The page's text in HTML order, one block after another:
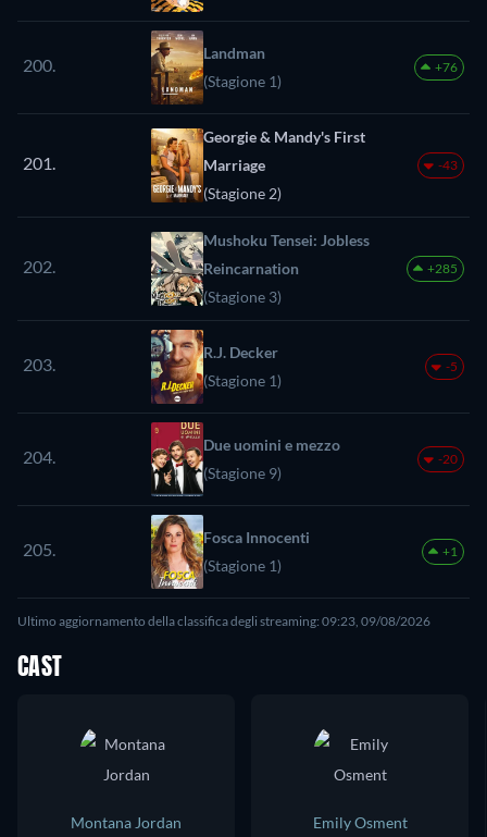
200.
Landman
(Stagione 1)
+76
201.
Georgie & Mandy's First
Marriage
(Stagione 2)
-43
202.
Mushoku Tensei: Jobless
Reincarnation
(Stagione 3)
+285
203.
R.J. Decker
(Stagione 1)
-5
204.
Due uomini e mezzo
(Stagione 9)
-20
205.
Fosca Innocenti
(Stagione 1)
+1
Ultimo aggiornamento della classifica degli streaming: 09:23, 09/08/2026
CAST
Montana Jordan
Emily Osment